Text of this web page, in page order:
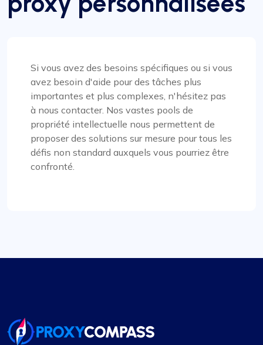
d'autres fonctionnalités, est particulièrement
James Johnson
L'un des meilleurs services proxy
qualité fournie. Le support client mérite
également une mention spéciale – toujours réactif
Si vous avez des besoins spécifiques ou si vous
avez besoin d'aide pour des tâches plus
importantes et plus complexes, n'hésitez pas
à nous contacter. Nos vastes pools de
propriété intellectuelle nous permettent de
proposer des solutions sur mesure pour tous les
défis non standard auxquels vous pourriez être
confronté.